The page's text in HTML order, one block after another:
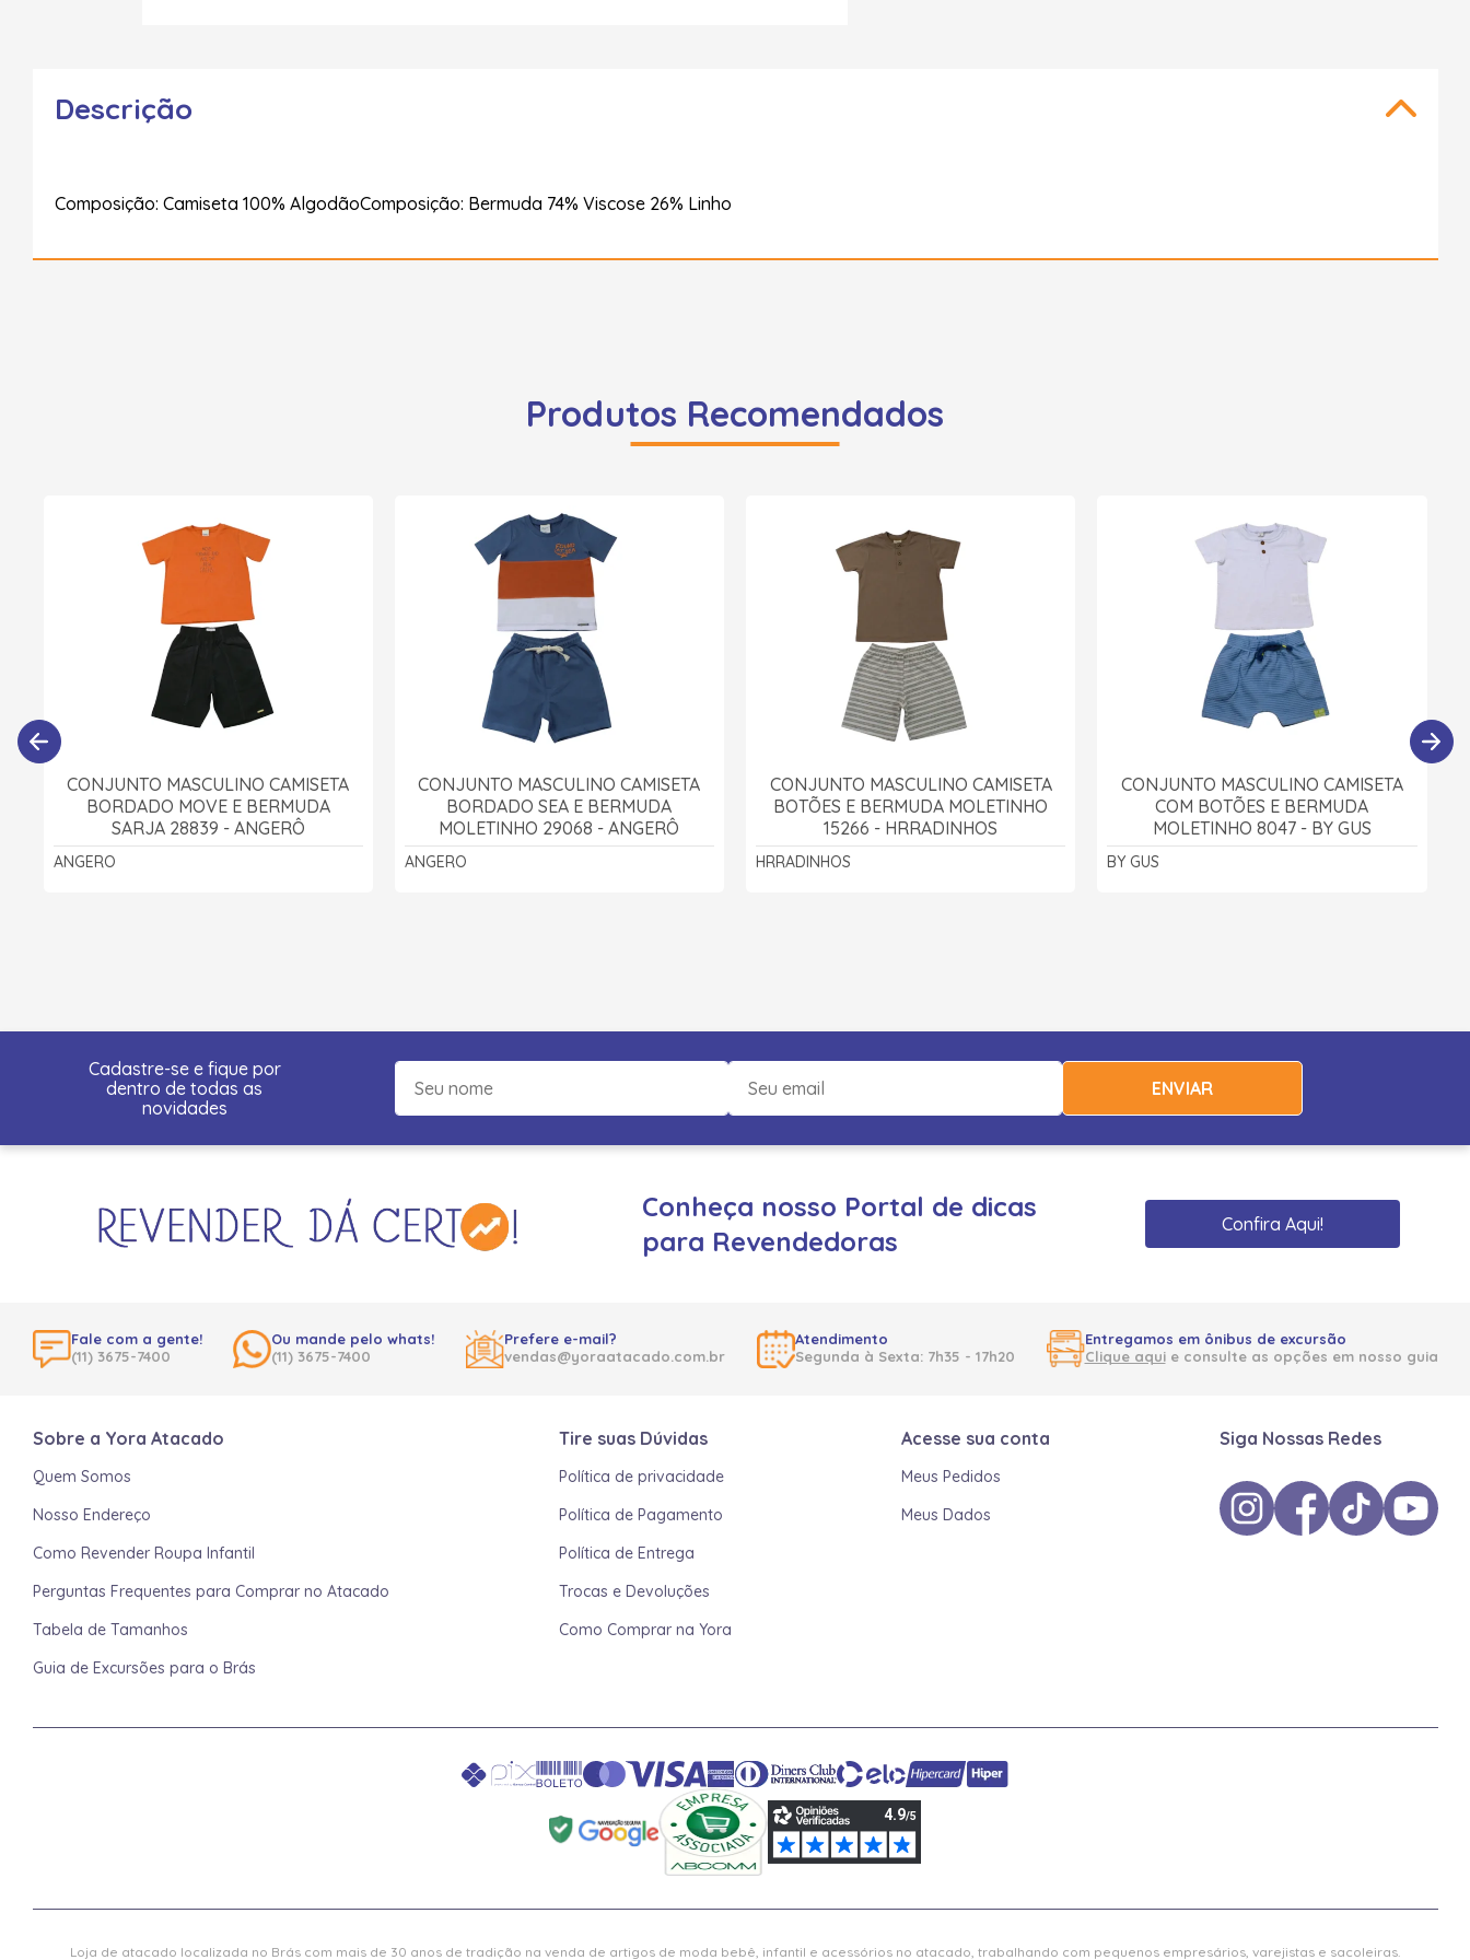
Descrição
Composição: Camiseta 100% AlgodãoComposição: Bermuda 74% Viscose 26% Linho
Produtos Recomendados
CONJUNTO MASCULINO CAMISETA
BORDADO MOVE E BERMUDA
SARJA 28839 - ANGERÔ
ANGERO
CONJUNTO MASCULINO CAMISETA
BORDADO SEA E BERMUDA
MOLETINHO 29068 - ANGERÔ
ANGERO
CONJUNTO MASCULINO CAMISETA
BOTÕES E BERMUDA MOLETINHO
15266 - HRRADINHOS
HRRADINHOS
CONJUNTO MASCULINO CAMISETA
COM BOTÕES E BERMUDA
MOLETINHO 8047 - BY GUS
BY GUS
Cadastre-se e fique por
dentro de todas as
novidades
ENVIAR
Conheça nosso Portal de dicas
para Revendedoras
Confira Aqui!
Fale com a gente!
(11) 3675-7400
Ou mande pelo whats!
(11) 3675-7400
Prefere e-mail?
vendas@yoraatacado.com.br
Atendimento
Segunda à Sexta: 7h35 - 17h20
Entregamos em ônibus de excursão
Clique aquie consulte as opções em nosso guia
Sobre a Yora Atacado
Quem Somos
Nosso Endereço
Como Revender Roupa Infantil
Perguntas Frequentes para Comprar no Atacado
Tabela de Tamanhos
Guia de Excursões para o Brás
Tire suas Dúvidas
Política de privacidade
Política de Pagamento
Política de Entrega
Trocas e Devoluções
Como Comprar na Yora
Acesse sua conta
Meus Pedidos
Meus Dados
Siga Nossas Redes
Loja de atacado localizada no Brás com mais de 30 anos de tradição na venda de artigos de moda bebê, infantil e acessórios no atacado, trabalhando com pequenos empresários, varejistas e sacoleiras.